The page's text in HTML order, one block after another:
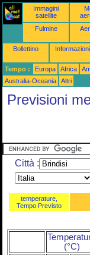
Immagini
satellite
Fulmine
Bollettino Informazioni
Tempo : Europa Africa
Australia-Oceania
Altri
Previsioni
Città :
temperature,
Tempo Previsto
(°C)